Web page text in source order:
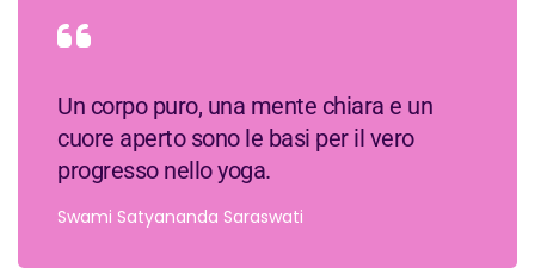
Un corpo puro, una mente chiara e un
cuore aperto sono le basi per il vero
progresso nello yoga.
Swami Satyananda Saraswati